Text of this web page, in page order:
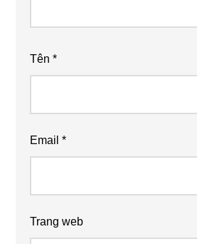
Tên*
Email*
Trang web